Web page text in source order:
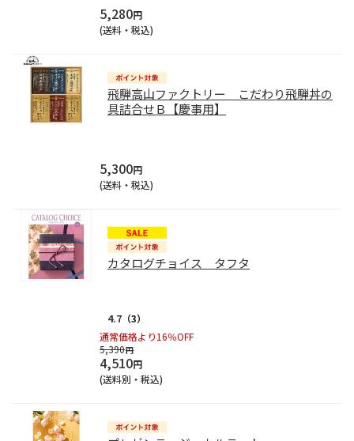
5,280円
(送料・税込)
飛騨高山ファクトリー こだわり飛騨丼の
具詰合せＢ【慶事用】
5,300円
(送料・税込)
カタログチョイス タフタ
4.7 （3）
通常価格より16％OFF
5,390円
4,510円
(送料別・税込)